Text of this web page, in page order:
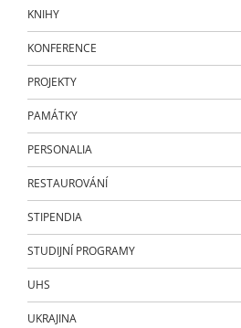
KNIHY
KONFERENCE
PROJEKTY
PAMÁTKY
PERSONALIA
RESTAUROVÁNÍ
STIPENDIA
STUDIJNÍ PROGRAMY
UHS
UKRAJINA